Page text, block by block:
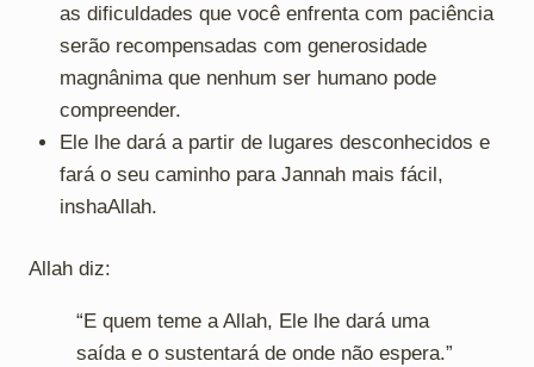
as dificuldades que você enfrenta com paciência
serão recompensadas com generosidade
magnânima que nenhum ser humano pode
compreender.
Ele lhe dará a partir de lugares desconhecidos e
fará o seu caminho para Jannah mais fácil,
inshaAllah.
Allah diz:
“E quem teme a Allah, Ele lhe dará uma
saída e o sustentará de onde não espera.”